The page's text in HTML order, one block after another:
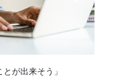
が出来そう」